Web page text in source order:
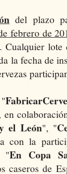
del plazo
febrero de
. Cualquier lote
la fecha de
en
el León", "
con la
"En Copa
caseros de